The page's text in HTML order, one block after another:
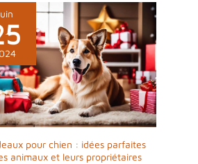
pour chien : idées parfaites
animaux et leurs propriétaires